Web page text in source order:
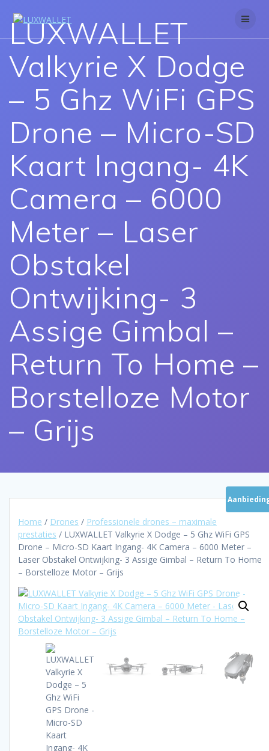
LUXWALLET
Valkyrie X Dodge
– 5 Ghz WiFi GPS
Drone – Micro-SD
Kaart Ingang- 4K
Camera – 6000
Meter – Laser
Obstakel
Ontwijking- 3
Assige Gimbal –
Return To Home –
Borstelloze Motor
– Grijs
Home / Drones / Professionele drones – maximale
prestaties / LUXWALLET Valkyrie X Dodge – 5 Ghz WiFi GPS
Drone – Micro-SD Kaart Ingang- 4K Camera – 6000 Meter –
Laser Obstakel Ontwijking- 3 Assige Gimbal – Return To Home
– Borstelloze Motor – Grijs